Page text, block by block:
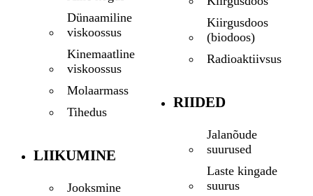
Dünaamiline
viskoossus
Kinemaatline
viskoossus
Molaarmass
Tihedus
LIIKUMINE
Jooksmine
Kiirgusdoos
(biodoos)
Radioaktiivsus
RIIDED
Jalanõude
suurused
Laste kingade
suurus